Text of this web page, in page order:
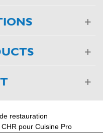
restauration
pour Cuisine Pro